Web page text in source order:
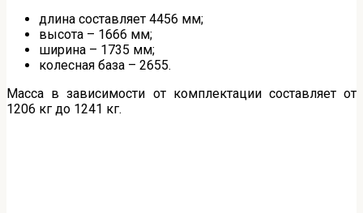
длина составляет 4456 мм;
высота – 1666 мм;
ширина – 1735 мм;
колесная база – 2655.
Масса в зависимости от комплектации составляет от
1206 кг до 1241 кг.